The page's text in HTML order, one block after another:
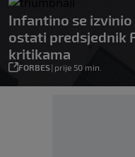
Infantino se izvinio
ostati predsjednik
kritikama
FORBES| prije 50 min.